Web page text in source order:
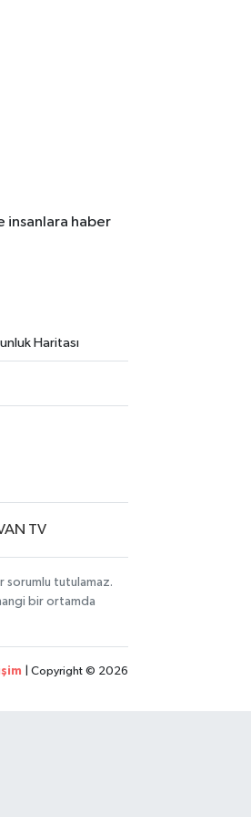
insanlara haber
Haritası
TV
sorumlu tutulamaz.
bir ortamda
| Copyright © 2026